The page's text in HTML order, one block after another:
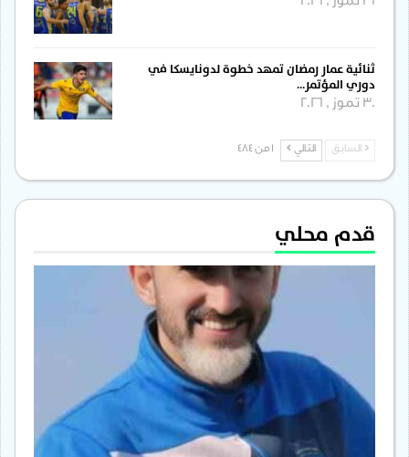
31 تموز , 2026
ثنائية عمار رمضان تمهد خطوة لدونايسكا في
دوري المؤتمر…
30 تموز , 2026
السابق التالي
قدم محلي